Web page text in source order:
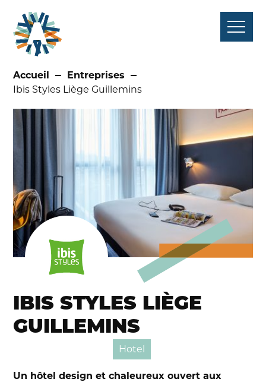
contenu
Accueil
Entreprises
Ibis Styles Liège Guillemins
IBIS STYLES LIÈGE
GUILLEMINS
Hotel
Un hôtel design et chaleureux ouvert aux